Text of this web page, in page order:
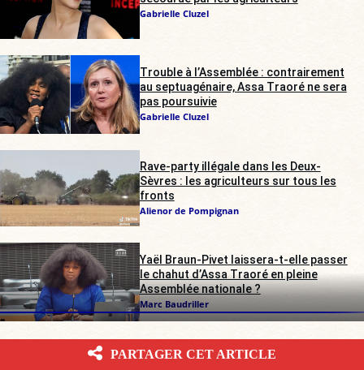
Gabrielle Cluzel
Trouble à l’Assemblée : contrairement
au septuagénaire, Assa Traoré ne sera
pas poursuivie
Gabrielle Cluzel
Rave-party illégale dans les Deux-
Sèvres : les agriculteurs sur tous les
fronts
Alienor de Pompignan
Yaël Braun-Pivet laissera-t-elle passer
le chahut d’Assa Traoré en pleine
Assemblée nationale ?
Marc Baudriller
PARTAGER CET ARTICLE